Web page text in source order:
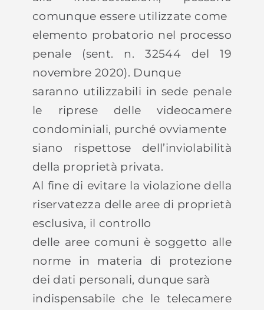
comunque essere utilizzate come
elemento probatorio nel processo
penale (sent. n. 32544 del 19
novembre 2020). Dunque
saranno utilizzabili in sede penale
le riprese delle videocamere
condominiali, purché ovviamente
siano rispettose dell’inviolabilità
della proprietà privata.
Al fine di evitare la violazione della
riservatezza delle aree di proprietà
esclusiva, il controllo
delle aree comuni è soggetto alle
norme in materia di protezione
dei dati personali, dunque sarà
indispensabile che le telecamere